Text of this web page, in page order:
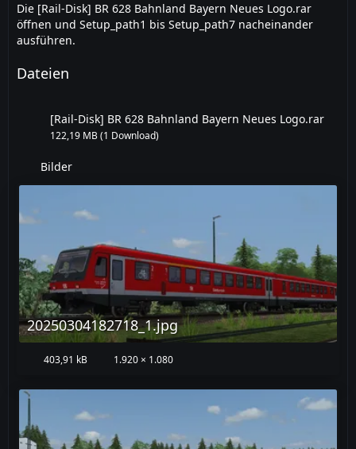
Die [Rail-Disk] BR 628 Bahnland Bayern Neues Logo.rar
öffnen und Setup_path1 bis Setup_path7 nacheinander
ausführen.
Dateien
[Rail-Disk] BR 628 Bahnland Bayern Neues Logo.rar
122,19 MB (1 Download)
Bilder
20250304182718_1.jpg
403,91 kB 1.920 × 1.080